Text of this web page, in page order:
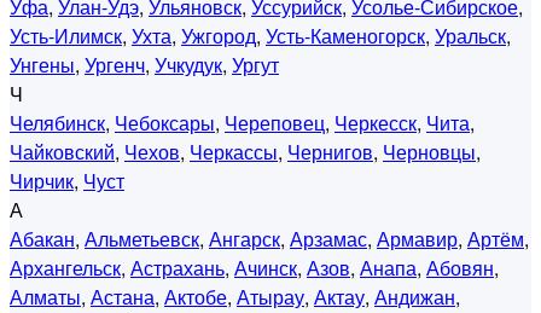
Уфа, Улан-Удэ, Ульяновск, Уссурийск, Усолье-Сибирское,
Усть-Илимск, Ухта, Ужгород, Усть-Каменогорск, Уральск,
Унгены, Ургенч, Учкудук, Ургут
Ч
Челябинск, Чебоксары, Череповец, Черкесск, Чита,
Чайковский, Чехов, Черкассы, Чернигов, Черновцы,
Чирчик, Чуст
А
Абакан, Альметьевск, Ангарск, Арзамас, Армавир, Артём,
Архангельск, Астрахань, Ачинск, Азов, Анапа, Абовян,
Алматы, Астана, Актобе, Атырау, Актау, Андижан,